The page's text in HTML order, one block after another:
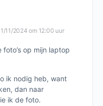
11/2024 om 12:00 uur
foto’s op mijn laptop
ik nodig heb, want
dan naar
ik de foto.